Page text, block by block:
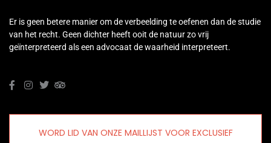
Er is geen betere manier om de verbeelding te oefenen dan de studie
van het recht. Geen dichter heeft ooit de natuur zo vrij
geïnterpreteerd als een advocaat de waarheid interpreteert.
WORD LID VAN ONZE MAILLIJST VOOR EXCLUSIEF